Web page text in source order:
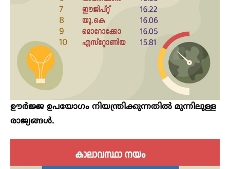
ഊര്‍ജ്ജ ഉപയോഗം നിയന്ത്രിക്കുന്നതിൽ മുന്നിലുള്ള
രാജ്യങ്ങൾ.